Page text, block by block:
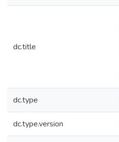
dc.title
dc.type
dc.type.version